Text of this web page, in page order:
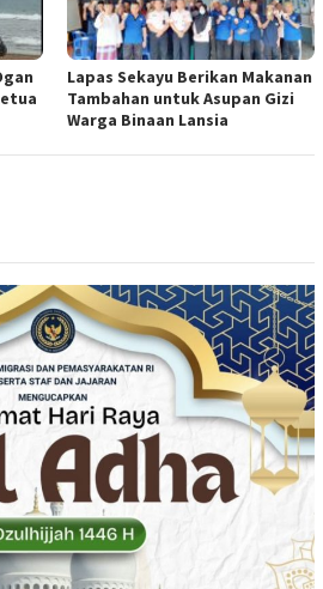
Lapas Sekayu Berikan Makanan
Tambahan untuk Asupan Gizi
Warga Binaan Lansia